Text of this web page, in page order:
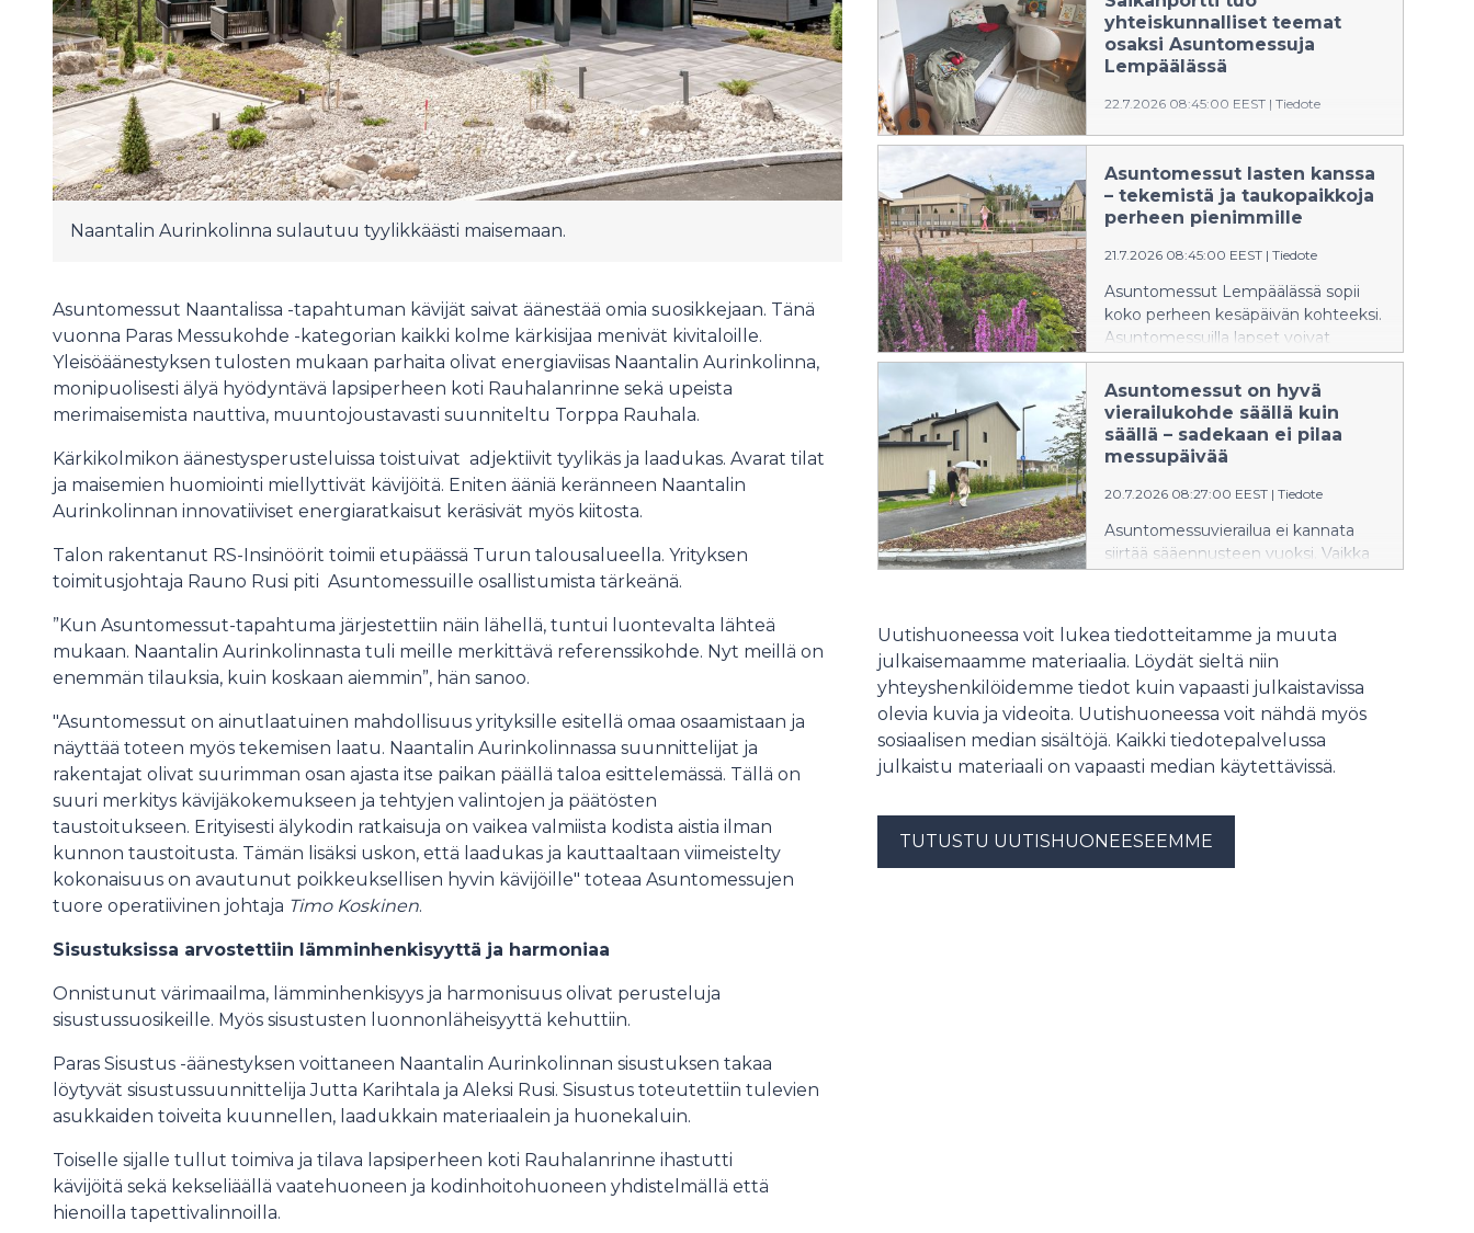
Naantalin Aurinkolinna sulautuu tyylikkäästi maisemaan.
Asuntomessut Naantalissa -tapahtuman kävijät saivat äänestää omia suosikkejaan. Tänä
vuonna Paras Messukohde -kategorian kaikki kolme kärkisijaa menivät kivitaloille.
Yleisöäänestyksen tulosten mukaan parhaita olivat energiaviisas Naantalin Aurinkolinna,
monipuolisesti älyä hyödyntävä lapsiperheen koti Rauhalanrinne sekä upeista
merimaisemista nauttiva, muuntojoustavasti suunniteltu Torppa Rauhala.
Kärkikolmikon äänestysperusteluissa toistuivat adjektiivit tyylikäs ja laadukas. Avarat tilat
ja maisemien huomiointi miellyttivät kävijöitä. Eniten ääniä keränneen Naantalin
Aurinkolinnan innovatiiviset energiaratkaisut keräsivät myös kiitosta.
Talon rakentanut RS-Insinöörit toimii etupäässä Turun talousalueella. Yrityksen
toimitusjohtaja Rauno Rusi piti Asuntomessuille osallistumista tärkeänä.
”Kun Asuntomessut-tapahtuma järjestettiin näin lähellä, tuntui luontevalta lähteä
mukaan. Naantalin Aurinkolinnasta tuli meille merkittävä referenssikohde. Nyt meillä on
enemmän tilauksia, kuin koskaan aiemmin”, hän sanoo.
"Asuntomessut on ainutlaatuinen mahdollisuus yrityksille esitellä omaa osaamistaan ja
näyttää toteen myös tekemisen laatu. Naantalin Aurinkolinnassa suunnittelijat ja
rakentajat olivat suurimman osan ajasta itse paikan päällä taloa esittelemässä. Tällä on
suuri merkitys kävijäkokemukseen ja tehtyjen valintojen ja päätösten
taustoitukseen. Erityisesti älykodin ratkaisuja on vaikea valmiista kodista aistia ilman
kunnon taustoitusta. Tämän lisäksi uskon, että laadukas ja kauttaaltaan viimeistelty
kokonaisuus on avautunut poikkeuksellisen hyvin kävijöille" toteaa Asuntomessujen
tuore operatiivinen johtaja Timo Koskinen.
Sisustuksissa arvostettiin lämminhenkisyyttä ja harmoniaa
Onnistunut värimaailma, lämminhenkisyys ja harmonisuus olivat perusteluja
sisustussuosikeille. Myös sisustusten luonnonläheisyyttä kehuttiin.
Paras Sisustus -äänestyksen voittaneen Naantalin Aurinkolinnan sisustuksen takaa
löytyvät sisustussuunnittelija Jutta Karihtala ja Aleksi Rusi. Sisustus toteutettiin tulevien
asukkaiden toiveita kuunnellen, laadukkain materiaalein ja huonekaluin.
Toiselle sijalle tullut toimiva ja tilava lapsiperheen koti Rauhalanrinne ihastutti
kävijöitä sekä kekseliäällä vaatehuoneen ja kodinhoitohuoneen yhdistelmällä että
hienoilla tapettivalinnoilla.
messukohteisiin ja ainutlaatuiseen
messualueeseen.
yhteiskunnalliset teemat
osaksi Asuntomessuja
Lempäälässä
22.7.2026 08:45:00 EEST | Tiedote
Asuntomessujen kerrostalokohde
Saikanportti kutsuu katsomaan
koteja pintaa syvemmältä. Neljässä
messuasunnossa tarkastellaan
aistiyliherkkyyttä, elämän yllättäviä
muutoksia, muistiystävällistä
sisustuksen keinoin.
Asuntomessut lasten kanssa
– tekemistä ja taukopaikkoja
perheen pienimmille
21.7.2026 08:45:00 EEST | Tiedote
Asuntomessut Lempäälässä sopii
koko perheen kesäpäivän kohteeksi.
Asuntomessuilla lapset voivat
levähtää talokierrosten lomassa,
leikkiä, piirrellä ja osallistua erilaisiin
puuhiin. Myös aivan messualueen
vieressä sijaitseva Ideapark tarjoaa
runsaasti täydentävää tekemistä
Asuntomessut on hyvä
vierailukohde säällä kuin
säällä – sadekaan ei pilaa
messupäivää
20.7.2026 08:27:00 EEST | Tiedote
Asuntomessuvierailua ei kannata
siirtää sääennusteen vuoksi. Vaikka
messualueella liikutaan ulkona
vietetään messutalojen ja muiden
sisäkohteiden suojassa. Sateen
sattuessa kannattaa siis napata
sateenvarjo mukaan ja suunnata
Asuntomessuille Lempäälään
hyvissä ajoin ennen tapahtuman
viimeisiä päiviä.
Uutishuoneessa voit lukea tiedotteitamme ja muuta
julkaisemaamme materiaalia. Löydät sieltä niin
yhteyshenkilöidemme tiedot kuin vapaasti julkaistavissa
olevia kuvia ja videoita. Uutishuoneessa voit nähdä myös
sosiaalisen median sisältöjä. Kaikki tiedotepalvelussa
julkaistu materiaali on vapaasti median käytettävissä.
TUTUSTU UUTISHUONEESEEMME